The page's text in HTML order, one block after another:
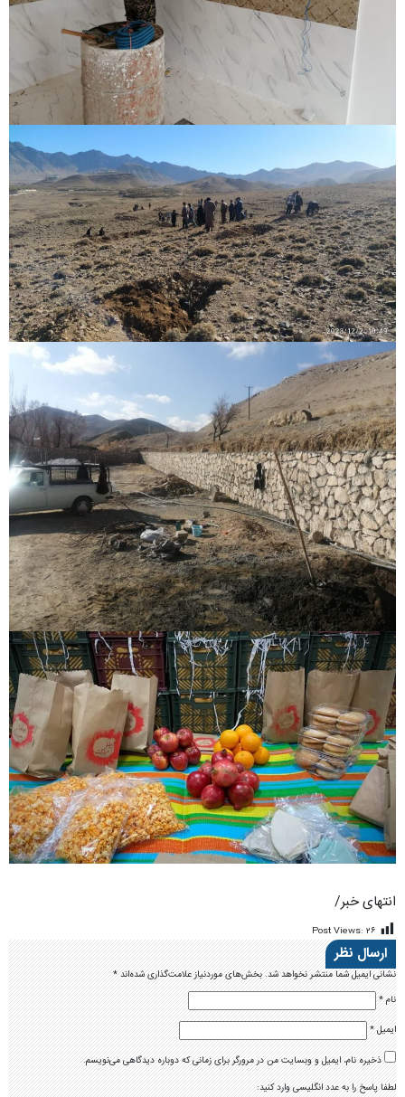
انتهای خبر/
Post Views: ۲۶
ارسال نظر
نشانی ایمیل شما منتشر نخواهد شد.بخش‌های موردنیاز علامت‌گذاری شده‌اند*
نام*
ایمیل*
ذخیره نام، ایمیل و وبسایت من در مرورگر برای زمانی که دوباره دیدگاهی می‌نویسم.
لطفا پاسخ را به عدد انگلیسی وارد کنید: